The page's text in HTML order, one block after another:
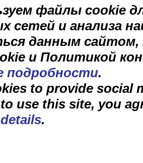
файлы cookie
сетей и анализа
данным
и Политикой
.
to provide social
use this site, you
.